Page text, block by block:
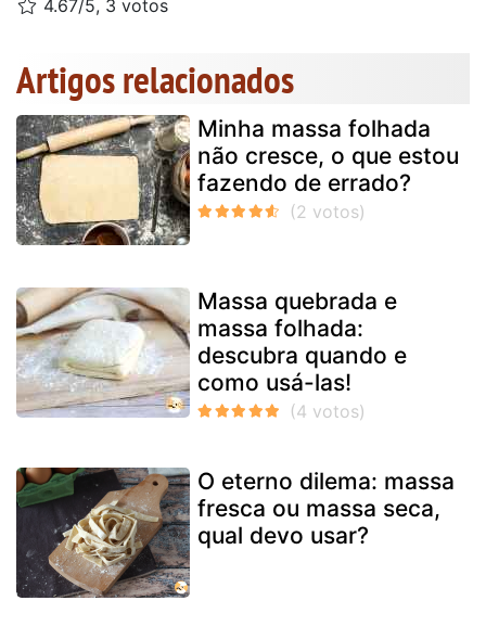
4.67/5, 3 votos
Artigos relacionados
Minha massa folhada
não cresce, o que estou
fazendo de errado?
Massa quebrada e
massa folhada:
descubra quando e
como usá-las!
O eterno dilema: massa
fresca ou massa seca,
qual devo usar?